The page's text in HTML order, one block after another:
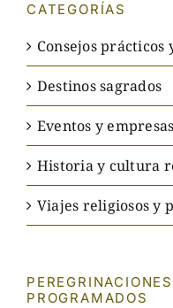
CATEGORÍAS
Consejos
Destinos sagrados
Eventos y empresas
Historia y cultura
Viajes religiosos y
PROGRAMADOS